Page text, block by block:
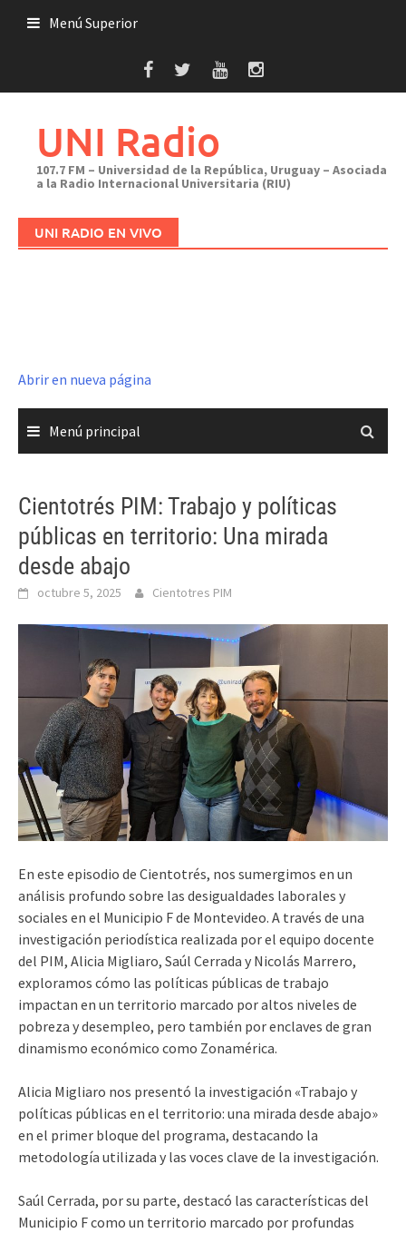
Menú Superior
UNI Radio
107.7 FM – Universidad de la República, Uruguay – Asociada
a la Radio Internacional Universitaria (RIU)
UNI RADIO EN VIVO
Abrir en nueva página
Menú principal
Cientotrés PIM: Trabajo y políticas
públicas en territorio: Una mirada
desde abajo
octubre 5, 2025 Cientotres PIM
En este episodio de Cientotrés, nos sumergimos en un
análisis profundo sobre las desigualdades laborales y
sociales en el Municipio F de Montevideo. A través de una
investigación periodística realizada por el equipo docente
del PIM, Alicia Migliaro, Saúl Cerrada y Nicolás Marrero,
exploramos cómo las políticas públicas de trabajo
impactan en un territorio marcado por altos niveles de
pobreza y desempleo, pero también por enclaves de gran
dinamismo económico como Zonamérica.
Alicia Migliaro nos presentó la investigación «Trabajo y
políticas públicas en el territorio: una mirada desde abajo»
en el primer bloque del programa, destacando la
metodología utilizada y las voces clave de la investigación.
Saúl Cerrada, por su parte, destacó las características del
Municipio F como un territorio marcado por profundas